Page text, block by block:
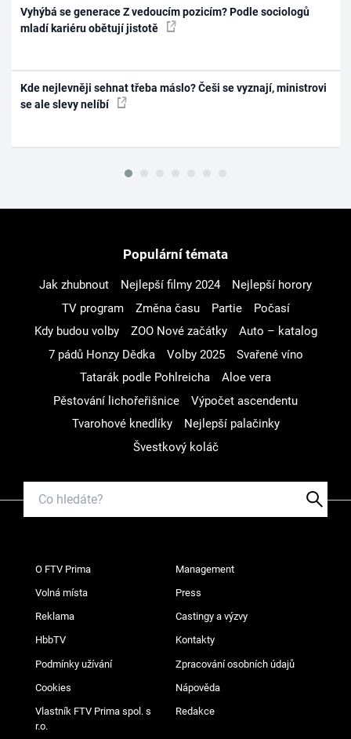
Vyhýbá se generace Z vedoucím pozicím? Podle sociologů
mladí kariéru obětují jistotě
Kde nejlevněji sehnat třeba máslo? Češi se vyznají, ministrovi
se ale slevy nelíbí
Populární témata
Jak zhubnout Nejlepší filmy 2024
Nejlepší horory
TV program
Změna času Partie
Počasí
Kdy budou volby
ZOO Nové začátky
Auto – katalog
7 pádů Honzy Dědka
Volby 2025
Svařené víno
Tatarák podle Pohlreicha
Aloe vera
Pěstování lichořeřišnice
Výpočet ascendentu
Tvarohové knedlíky
Nejlepší palačinky
Švestkový koláč
O FTV Prima Management
Volná místa Press
Reklama Castingy a výzvy
HbbTV Kontakty
Podmínky užívání Zpracování osobních údajů
Cookies Nápověda
Vlastník FTV Prima spol. s
r.o.
Redakce